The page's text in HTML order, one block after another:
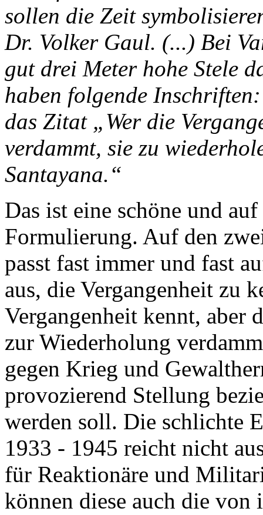
sollen die Zeit
Dr. Volker Gaul. (...) Bei
gut drei Meter hohe Stele
haben folgende
das Zitat „Wer die
verdammt, sie zu
Santayana.“
Das ist eine schöne und
Formulierung. Auf den
passt fast immer und fast
aus, die Vergangenheit zu
Vergangenheit kennt, aber
zur Wiederholung
gegen Krieg und
provozierend Stellung
werden soll. Die schlichte
1933 - 1945 reicht nicht
für Reaktionäre und
können diese auch die von